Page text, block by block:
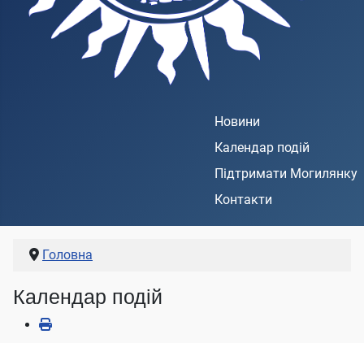
Новини
Календар подій
Підтримати Могилянку
Контакти
Головна
Календар подій